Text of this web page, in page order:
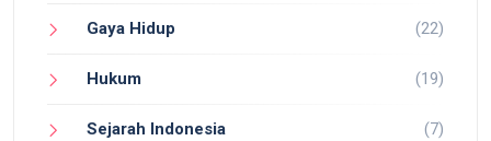
Gaya Hidup (22)
Hukum (19)
Sejarah Indonesia (7)